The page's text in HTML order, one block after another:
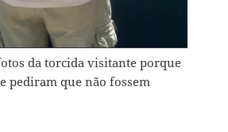
da torcida visitante porque
pediram que não fossem